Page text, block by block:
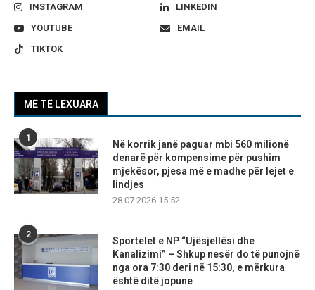
INSTAGRAM
LINKEDIN
YOUTUBE
EMAIL
TIKTOK
MË TË LEXUARA
1
Në korrik janë paguar mbi 560 milionë
denarë për kompensime për pushim
mjekësor, pjesa më e madhe për lejet e
lindjes
28.07.2026 15:52
2
Sportelet e NP “Ujësjellësi dhe
Kanalizimi” – Shkup nesër do të punojnë
nga ora 7:30 deri në 15:30, e mërkura
është ditë jopune